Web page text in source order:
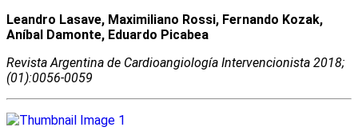
Leandro Lasave, Maximiliano Rossi, Fernando Kozak,
Aníbal Damonte, Eduardo Picabea
Revista Argentina de Cardioangiologí­a Intervencionista 2018;
(01):0056-0059